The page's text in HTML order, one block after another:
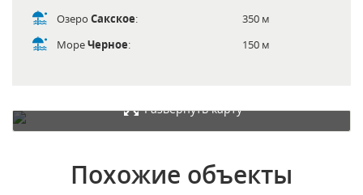
Озеро Сакское:
350 м
МореЧерное: 150 м
Развернуть карту
Похожие объекты